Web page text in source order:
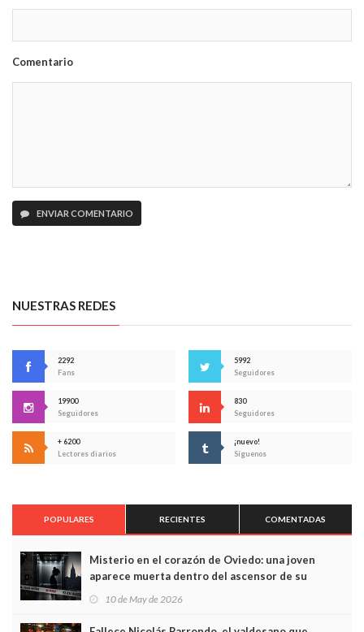
Comentario
ENVIAR COMENTARIO
NUESTRAS REDES
2292
Fans
5992
Seguidores
19900
Seguidores
830
Seguidores
+ 6200
Lectores diarios
¡nuevo!
Síguenos
POPULARES RECIENTES COMENTADAS
Misterio en el corazón de Oviedo: una joven
aparece muerta dentro del ascensor de su
edificio y las cámaras captan sus últimos minutos
10 de May de 2026